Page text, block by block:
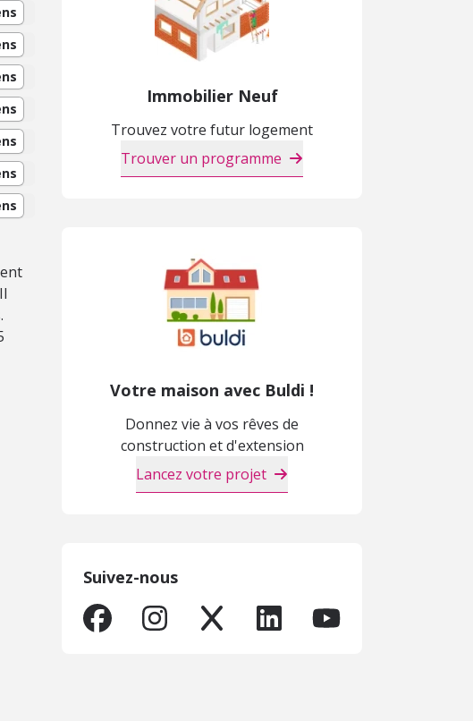
Immobilier Neuf
Trouvez votre futur logement
Trouver un programme
Votre maison avec Buldi !
Donnez vie à vos rêves de
construction et d'extension
Lancez votre projet
Suivez-nous